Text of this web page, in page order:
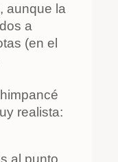
aunque la
a
(en el
realista:
al punto